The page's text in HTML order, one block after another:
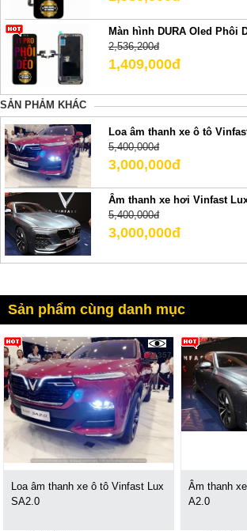
Màn hình DURA Oled Phôi
2,536,200đ
1,409,000đ
SẢN PHẢM KHÁC
Loa âm thanh xe ô tô
5,400,000đ
3,000,000đ
Âm thanh xe hơi Vinfast
5,400,000đ
3,000,000đ
Sản phẩm cùng danh mục
21357
Loa âm thanh xe ô tô Vinfast Lux
SA2.0
Âm thanh
A2.0